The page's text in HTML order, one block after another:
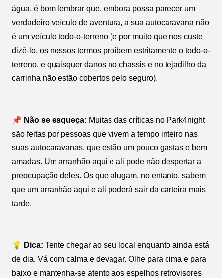
água, é bom lembrar que, embora possa parecer um
verdadeiro veículo de aventura, a sua autocaravana não
é um veículo todo-o-terreno (e por muito que nos custe
dizê-lo, os nossos termos proíbem estritamente o todo-o-
terreno, e quaisquer danos no chassis e no tejadilho da
carrinha não estão cobertos pelo seguro).
📌 Não se esqueça: Muitas das críticas no Park4night
são feitas por pessoas que vivem a tempo inteiro nas
suas autocaravanas, que estão um pouco gastas e bem
amadas. Um arranhão aqui e ali pode não despertar a
preocupação deles. Os que alugam, no entanto, sabem
que um arranhão aqui e ali poderá sair da carteira mais
tarde.
💡 Dica: Tente chegar ao seu local enquanto ainda está
de dia. Vá com calma e devagar. Olhe para cima e para
baixo e mantenha-se atento aos espelhos retrovisores